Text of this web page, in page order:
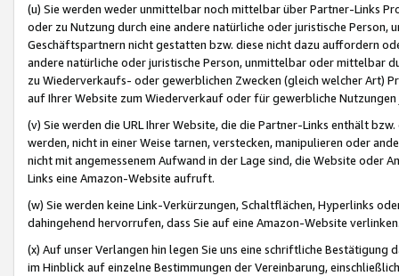
(u) Sie werden weder unmittelbar noch mittelbar über Partner-Links
oder zu Nutzung durch eine andere natürliche oder juristische
Geschäftspartnern nicht gestatten bzw. diese nicht dazu auffordern
andere natürliche oder juristische Person, unmittelbar oder mittelbar
zu Wiederverkaufs- oder gewerblichen Zwecken (gleich welcher Art)
auf Ihrer Website zum Wiederverkauf oder für gewerbliche
(v) Sie werden die URL Ihrer Website, die die Partner-Links enthält
werden, nicht in einer Weise tarnen, verstecken, manipulieren oder
nicht mit angemessenem Aufwand in der Lage sind, die Website oder
Links eine Amazon-Website aufruft.
(w) Sie werden keine Link-Verkürzungen, Schaltflächen, Hyperlinks
dahingehend hervorrufen, dass Sie auf eine Amazon-Website
(x) Auf unser Verlangen hin legen Sie uns eine schriftliche
im Hinblick auf einzelne Bestimmungen der Vereinbarung,